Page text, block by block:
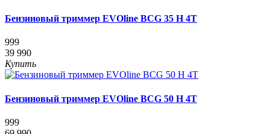
Бензиновый триммер EVOline BCG 35 H 4T
999
39 990
Купить
Бензиновый триммер EVOline BCG 50 H 4T
999